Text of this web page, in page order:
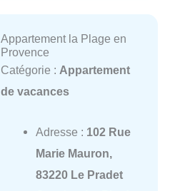
Appartement la Plage en
Provence
Catégorie : Appartement
de vacances
Adresse : 102 Rue
Marie Mauron,
83220 Le Pradet